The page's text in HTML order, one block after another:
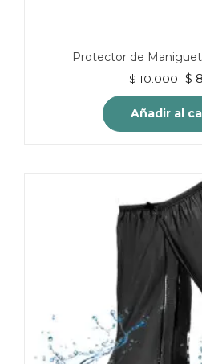
Protector de
$10.000 El
$
Añadir al